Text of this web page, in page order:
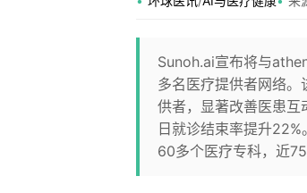
Sunoh.ai宣布将与
多名医疗提供者网络
供者，显著改善医患互
日就诊结束率提升
60多个医疗专科，近